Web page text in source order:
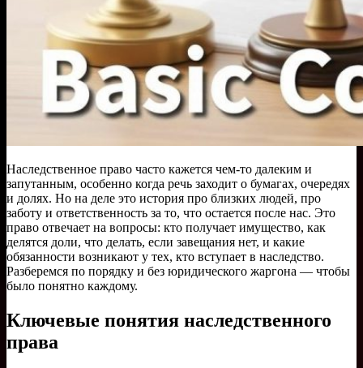
Наследственное право часто кажется чем-то далеким и
запутанным, особенно когда речь заходит о бумагах, очередях
и долях. Но на деле это история про близких людей, про
заботу и ответственность за то, что остается после нас. Это
право отвечает на вопросы: кто получает имущество, как
делятся доли, что делать, если завещания нет, и какие
обязанности возникают у тех, кто вступает в наследство.
Разберемся по порядку и без юридического жаргона — чтобы
было понятно каждому.
Ключевые понятия наследственного
права